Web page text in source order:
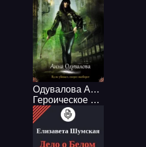
Одувалова Анна - Ядовитая 02. Дерзкая
Героическое фэнтези